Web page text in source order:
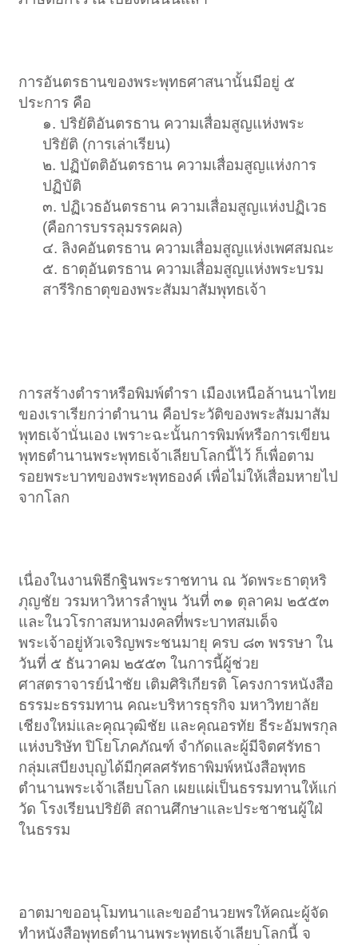
การอันตรธานของพระพุทธศาสนานั้นมีอยู่ ๕
ประการ คือ
๑. ปริยัติอันตรธาน ความเสื่อมสูญแห่งพระ
ปริยัติ (การเล่าเรียน)
๒. ปฏิบัตติอันตรธาน ความเสื่อมสูญแห่งการ
ปฏิบัติ
๓. ปฏิเวธอันตรธาน ความเสื่อมสูญแห่งปฏิเวธ
(คือการบรรลุมรรคผล)
๔. ลิงคอันตรธาน ความเสื่อมสูญแห่งเพศสมณะ
๕. ธาตุอันตรธาน ความเสื่อมสูญแห่งพระบรม
สารีริกธาตุของพระสัมมาสัมพุทธเจ้า
การสร้างตำราหรือพิมพ์ตำรา เมืองเหนือล้านนาไทย
ของเราเรียกว่าตำนาน คือประวัติของพระสัมมาสัม
พุทธเจ้านั่นเอง เพราะฉะนั้นการพิมพ์หรือการเขียน
พุทธตำนานพระพุทธเจ้าเลียบโลกนี้ไว้ ก็เพื่อตาม
รอยพระบาทของพระพุทธองค์ เพื่อไม่ให้เสื่อมหายไป
จากโลก​
เนื่องในงานพิธีกฐินพระราชทาน ณ วัดพระธาตุหริ
ภุญชัย วรมหาวิหารลำพูน วันที่ ๓๑ ตุลาคม ๒๕๕๓
และในวโรกาสมหามงคลที่พระบาทสมเด็จ
พระเจ้าอยู่หัวเจริญพระชนมายุ ครบ ๘๓ พรรษา ใน
วันที่ ๕ ธันวาคม ๒๕๕๓ ในการนี้ผู้ช่วย
ศาสตราจารย์นำชัย เติมศิริเกียรติ โครงการหนังสือ
ธรรมะธรรมทาน คณะบริหารธุรกิจ มหาวิทยาลัย
เชียงใหม่และคุณวุฒิชัย และคุณอรทัย ธีระอัมพรกุล
แห่งบริษัท ปิโยโภคภัณฑ์ จำกัดและผู้มีจิตศรัทธา
กลุ่มเสบียงบุญได้มีกุศลศรัทธาพิมพ์หนังสือพุทธ
ตำนานพระเจ้าเลียบโลก เผยแผ่เป็นธรรมทานให้แก่
วัด โรงเรียนปริยัติ สถานศึกษาและประชาชนผู้ใฝ่
ในธรรม​
อาตมาขออนุโมทนาและขออำนวยพรให้คณะผู้จัด
ทำหนังสือพุทธตำนานพระพุทธเจ้าเลียบโลกนี้ จ